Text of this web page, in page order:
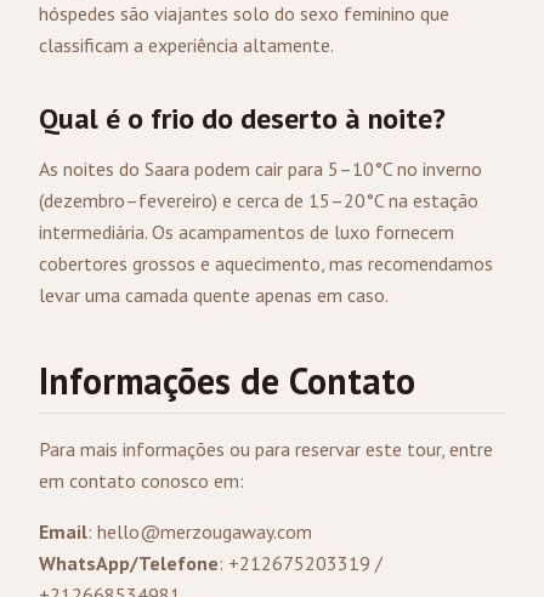
hóspedes são viajantes solo do sexo feminino que
classificam a experiência altamente.
Qual é o frio do deserto à noite?
As noites do Saara podem cair para 5–10°C no inverno
(dezembro–fevereiro) e cerca de 15–20°C na estação
intermediária. Os acampamentos de luxo fornecem
cobertores grossos e aquecimento, mas recomendamos
levar uma camada quente apenas em caso.
Informações de Contato
Para mais informações ou para reservar este tour, entre
em contato conosco em:
Email: hello@merzougaway.com
WhatsApp/Telefone: +212675203319 /